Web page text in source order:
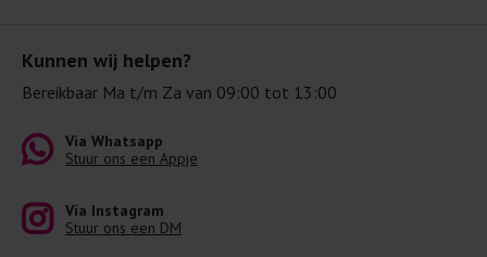
Kunnen wij helpen?
Bereikbaar Ma t/m Za van 09:00 tot 13:00
Via Whatsapp
Stuur ons een Appje
Via Instagram
Stuur ons een DM